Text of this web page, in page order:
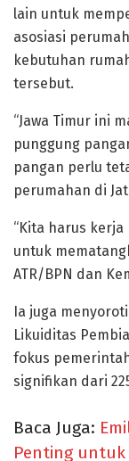
lain untuk
asosiasi
kebutuhan
tersebut.
“Jawa Timur ini
punggung
pangan perlu
perumahan di
“Kita harus
untuk
ATR/BPN dan
Ia juga
Likuiditas
fokus
signifikan dari
Baca Juga:
Penting untuk